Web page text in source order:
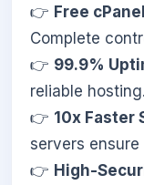
👉 Free
Complete
👉 99.9%
reliable hosting.
👉 10x Faster
servers
👉 High-